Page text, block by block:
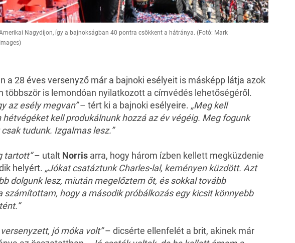
Nagydíjon, így a bajnokságban 40 pontra csökkent a hátránya. (Fotó: Mark
a 28 éves versenyző már a bajnoki esélyeit is másképp látja azok
többször is lemondóan nyilatkozott a címvédés lehetőségéről.
az esély megvan”– tért ki a bajnoki esélyeire. „Meg kell
hétvégéket kell produkálnunk hozzá az év végéig. Meg fogunk
tudunk. Izgalmas lesz.”
tartott”– utalt Norris arra, hogy három ízben kellett megküzdenie
helyért. „Jókat csatáztunk Charles-lal, keményen küzdött. Azt
dolgunk lesz, miután megelőztem őt, és sokkal tovább
számítottam, hogy a második próbálkozás egy kicsit könnyebb
jó móka volt”– dicsérte ellenfelét a brit, akinek már